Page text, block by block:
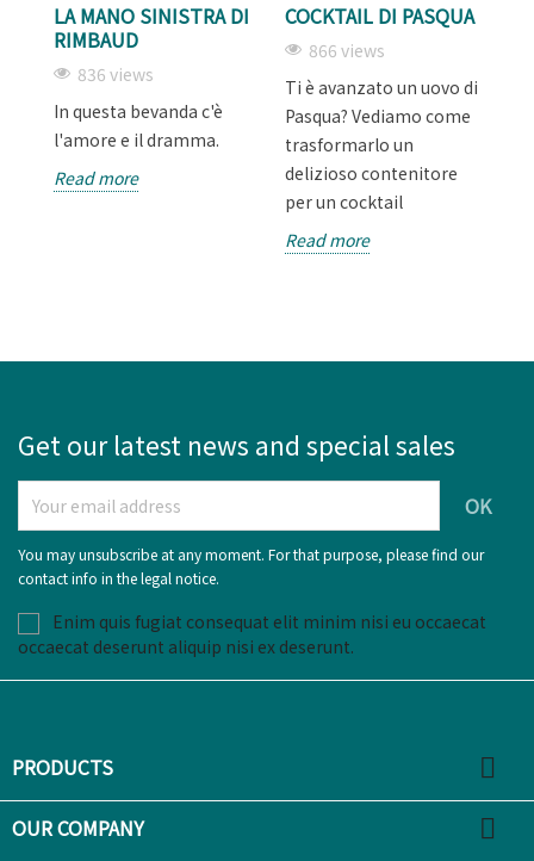
LA MANO SINISTRA DI
RIMBAUD
836 views
In questa bevanda c'è
l'amore e il dramma.
Read more
COCKTAIL DI PASQUA
866 views
Ti è avanzato un uovo di
Pasqua? Vediamo come
trasformarlo un
delizioso contenitore
per un cocktail
Read more
Get our latest news and special sales
You may unsubscribe at any moment. For that purpose, please find our
contact info in the legal notice.
Enim quis fugiat consequat elit minim nisi eu occaecat
occaecat deserunt aliquip nisi ex deserunt.
PRODUCTS 
OUR COMPANY 